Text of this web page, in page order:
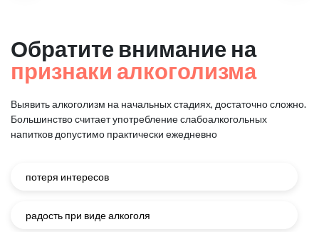
Обратите внимание на
признаки алкоголизма
Выявить алкоголизм на начальных стадиях, достаточно сложно.
Большинство считает употребление слабоалкогольных
напитков допустимо практически ежедневно
потеря интересов
радость при виде алкоголя